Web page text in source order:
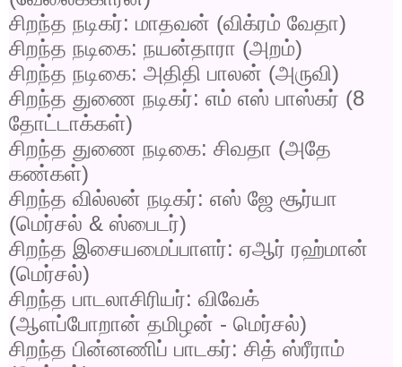
சிறந்த நடிகர்: மாதவன் (விக்ரம் வேதா)
சிறந்த நடிகை: நயன்தாரா (அறம்)
சிறந்த நடிகை: அதிதி பாலன் (அருவி)
சிறந்த துணை நடிகர்: எம் எஸ் பாஸ்கர் (8
தோட்டாக்கள்)
சிறந்த துணை நடிகை: சிவதா (அதே
கண்கள்)
சிறந்த வில்லன் நடிகர்: எஸ் ஜே சூர்யா
(மெர்சல் & ஸ்பைடர்)
சிறந்த இசையமைப்பாளர்: ஏஆர் ரஹ்மான்
(மெர்சல்)
சிறந்த பாடலாசிரியர்: விவேக்
(ஆளப்போறான் தமிழன் - மெர்சல்)
சிறந்த பின்னணிப் பாடகர்: சித் ஸ்ரீராம்